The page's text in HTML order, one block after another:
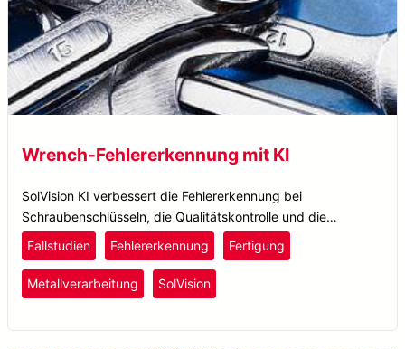
Wrench-Fehlererkennung mit KI
SolVision KI verbessert die Fehlererkennung bei
Schraubenschlüsseln, die Qualitätskontrolle und die
Produktionseffizienz und überwindet die Einschränkungen
traditioneller AOI-Systeme.
Fallstudien Fehlererkennung Fertigung
Metallverarbeitung SolVision